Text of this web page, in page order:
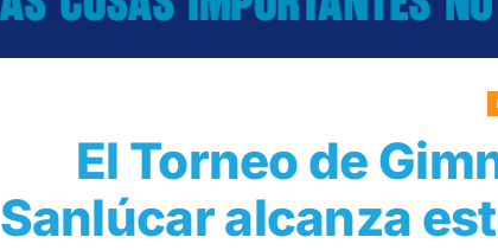
El Torneo de
Sanlúcar alcanza